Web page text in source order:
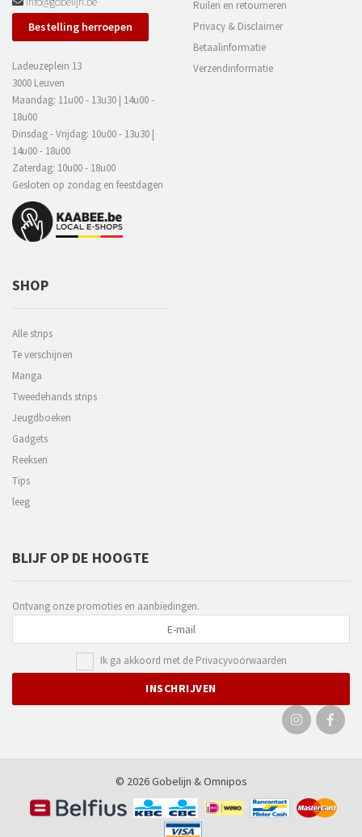
Bestelling herroepen
Ladeuzeplein 13
3000 Leuven
Maandag: 11u00 - 13u30 | 14u00 -
18u00
Dinsdag - Vrijdag: 10u00 - 13u30 |
14u00 - 18u00
Zaterdag: 10u00 - 18u00
Gesloten op zondag en feestdagen
Ruilen en retourneren
Privacy & Disclaimer
Betaalinformatie
Verzendinformatie
SHOP
Alle strips
Te verschijnen
Manga
Tweedehands strips
Jeugdboeken
Gadgets
Reeksen
Tips
leeg
BLIJF OP DE HOOGTE
Ontvang onze promoties en aanbiedingen.
Ik ga akkoord met de Privacyvoorwaarden
© 2026 Gobelijn &Omnipos